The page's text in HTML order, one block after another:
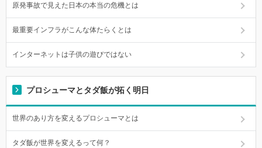
原発事故で見えた日本の本当の危機とは
最重要インフラがこんな体たらくとは
インターネットは子供の遊びではない
プロシューマとタダ飯が拓く明日
世界のあり方を変えるプロシューマとは
タダ飯が世界を変えるって何？